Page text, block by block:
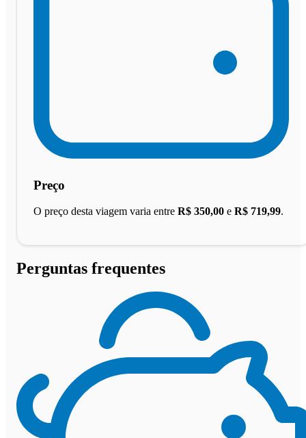
Preço
O preço desta viagem varia entre R$ 350,00 e R$ 719,99.
Perguntas frequentes